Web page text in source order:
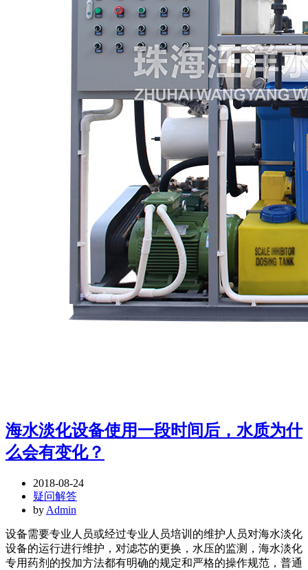
海水淡化设备使用一段时间后，水质为什
么会有变化？
2018-08-24
疑问解答
by Admin
设备需要专业人员或经过专业人员培训的维护人员对海水淡化
设备的运行进行维护，对滤芯的更换，水压的监测，海水淡化
专用药剂的投加方法都有明确的规定和严格的操作规范，普通